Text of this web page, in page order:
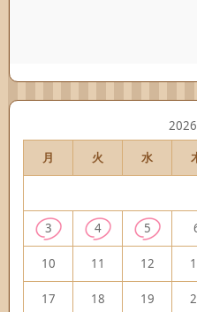
月
火 水
3 4 5
10 11 12
17 18 19